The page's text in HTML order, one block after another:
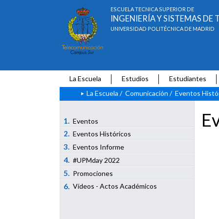
ESCUELA TÉCNICA SUPERIOR DE
INGENIERÍA Y SISTEMAS
UNIVERSIDAD POLITÉCNICA DE MADRID
La Escuela Estudios
Estudiantes
La Escuela / Comunicación / Eventos
1. Eventos
2. Eventos Históricos
3. Eventos Informe
4. #UPMday 2022
5. Promociones
6. Vídeos - Actos Académicos